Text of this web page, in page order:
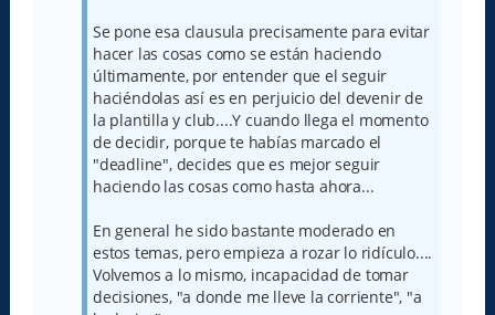
Se pone esa clausula precisamente para evitar
hacer las cosas como se están haciendo
últimamente, por entender que el seguir
haciéndolas así es en perjuicio del devenir de
la plantilla y club....Y cuando llega el momento
de decidir, porque te habías marcado el
"deadline", decides que es mejor seguir
haciendo las cosas como hasta ahora...
En general he sido bastante moderado en
estos temas, pero empieza a rozar lo ridículo....
Volvemos a lo mismo, incapacidad de tomar
decisiones, "a donde me lleve la corriente", "a